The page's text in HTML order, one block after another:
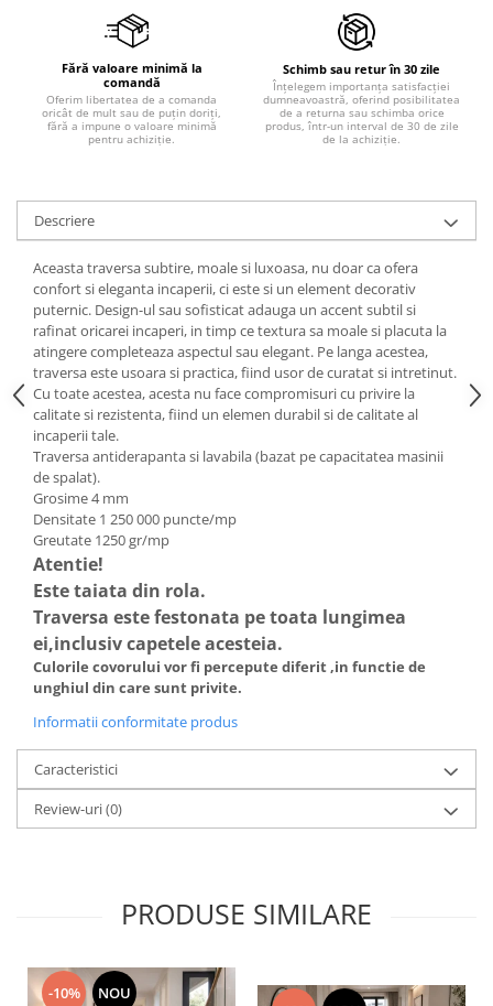
Fără valoare minimă la
comandă
Oferim libertatea de a comanda
oricât de mult sau de puțin doriți,
fără a impune o valoare minimă
pentru achiziție.
Schimb sau retur în 30 zile
Înțelegem importanța satisfacției
dumneavoastră, oferind posibilitatea
de a returna sau schimba orice
produs, într-un interval de 30 de zile
de la achiziție.
Descriere
Aceasta traversa subtire, moale si luxoasa, nu doar ca ofera
confort si eleganta incaperii, ci este si un element decorativ
puternic. Design-ul sau sofisticat adauga un accent subtil si
rafinat oricarei incaperi, in timp ce textura sa moale si placuta la
atingere completeaza aspectul sau elegant. Pe langa acestea,
traversa este usoara si practica, fiind usor de curatat si intretinut.
Cu toate acestea, acesta nu face compromisuri cu privire la
calitate si rezistenta, fiind un elemen durabil si de calitate al
incaperii tale.
Traversa antiderapanta si lavabila (bazat pe capacitatea masinii
de spalat).
Grosime 4 mm
Densitate 1 250 000 puncte/mp
Greutate 1250 gr/mp
Atentie!
Este taiata din rola.
Traversa este festonata pe toata lungimea
ei,inclusiv capetele acesteia.
Culorile covorului vor fi percepute diferit ,in functie de
unghiul din care sunt privite.
Informatii conformitate produs
Caracteristici
Review-uri(0)
PRODUSE SIMILARE
-10% NOU